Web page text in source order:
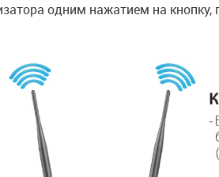
одним нажатием на